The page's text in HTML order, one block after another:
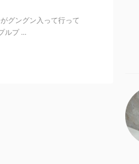
グングン入って行って
ルプ ...